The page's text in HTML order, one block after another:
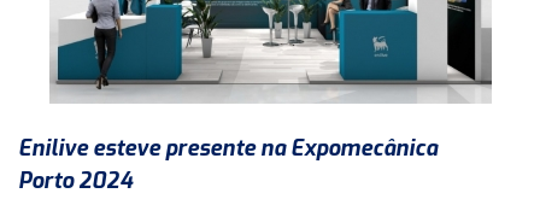
Enilive esteve presente na Expomecânica
Porto 2024